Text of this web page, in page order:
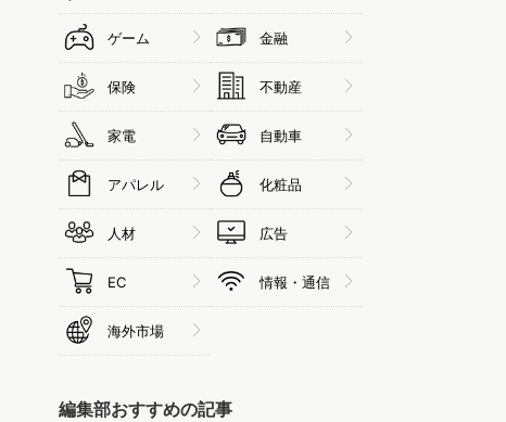
ゲーム 金融
保険 不動産
家電 自動車
アパレル 化粧品
人材 広告
EC 情報・通信
海外市場
編集部おすすめの記事